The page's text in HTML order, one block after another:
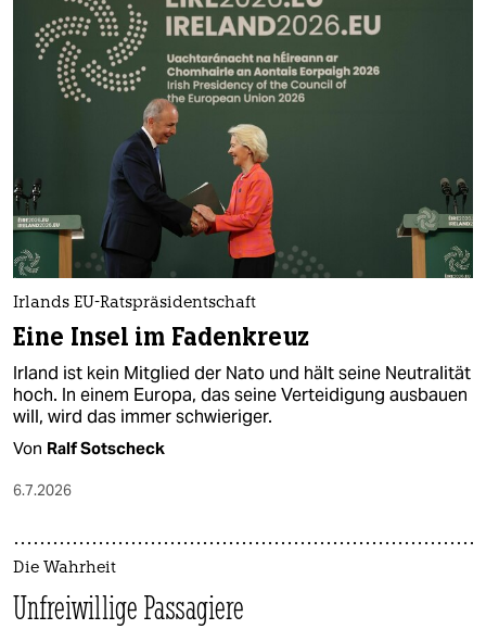
Irlands EU-Ratspräsidentschaft
Eine Insel im Fadenkreuz
Irland ist kein Mitglied der Nato und hält seine Neutralität
hoch. In einem Europa, das seine Verteidigung ausbauen
will, wird das immer schwieriger.
Von Ralf Sotscheck
6.7.2026
Die Wahrheit
Unfreiwillige Passagiere